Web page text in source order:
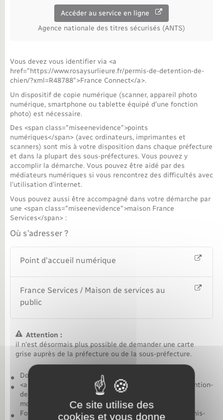
Accéder au service en ligne
Agence nationale des titres sécurisés (ANTS)
Vous devez vous identifier via <a
href="https://www.rosaysurlieure.fr/permis-de-detention-de-
chien/?xml=R48788">France Connect</a>.
Un dispositif de copie numérique (scanner, appareil photo
numérique, smartphone ou tablette équipé d'une fonction
photo) est nécessaire.
Des <span class="miseenevidence">points
numériques</span> (avec ordinateurs, imprimantes et
scanners) sont mis à votre disposition dans chaque préfecture
et dans la plupart des sous-préfectures. Vous pouvez y
accomplir la démarche. Vous pouvez être aidé par des
médiateurs numériques si vous rencontrez des difficultés avec
l'utilisation d'internet.
Vous pouvez aussi être accompagné dans votre démarche par
une <span class="miseenevidence">maison France
Services</span> :
Où s’adresser ?
Point d'accueil numérique
France Services / Maison de services au
public
Attention :
il n'est désormais plus possible de demander une carte
grise auprès de la préfecture ou de la sous-préfecture.
Documents à préparer pour la démarche en ligne
<a href="https://www.rosaysurlieure.fr/permis-de-detention-
de-chien/?xml=F1028">Justificatif de domicile</a> de
moins de 6 mois
Formulaire <a href="https://www.rosaysurlieure.fr/permis-
Ce site utilise des
cookies et vous donne